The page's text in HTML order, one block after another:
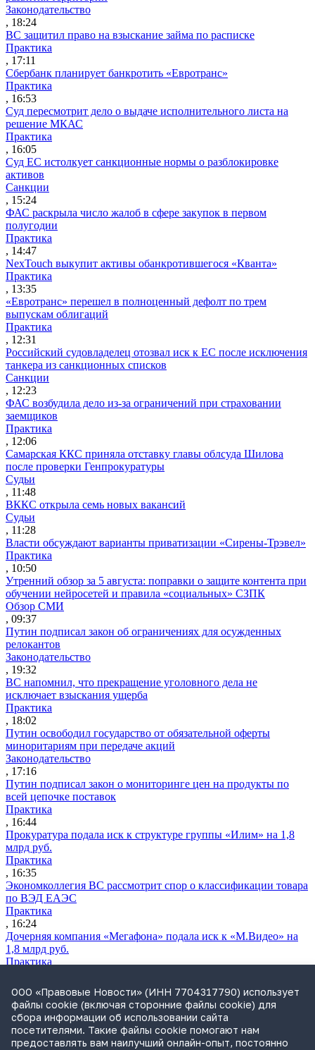
Законодательство
, 18:24
ВС защитил право на взыскание займа по расписке
Практика
, 17:11
Сбербанк планирует банкротить «Евротранс»
Практика
, 16:53
Суд пересмотрит дело о выдаче исполнительного листа на
решение МКАС
Практика
, 16:05
Суд ЕС истолкует санкционные нормы о разблокировке
активов
Санкции
, 15:24
ФАС раскрыла число жалоб в сфере закупок в первом
полугодии
Практика
, 14:47
NexTouch выкупит активы обанкротившегося «Кванта»
Практика
, 13:35
«Евротранс» перешел в полноценный дефолт по трем
выпускам облигаций
Практика
, 12:31
Российский судовладелец отозвал иск к ЕС после исключения
танкера из санкционных списков
Санкции
, 12:23
ФАС возбудила дело из-за ограничений при страховании
заемщиков
Практика
, 12:06
Самарская ККС приняла отставку главы облсуда Шилова
после проверки Генпрокуратуры
Судьи
, 11:48
ВККС открыла семь новых вакансий
Судьи
, 11:28
Власти обсуждают варианты приватизации «Сирены-Трэвел»
Практика
, 10:50
Утренний обзор за 5 августа: поправки о защите контента при
обучении нейросетей и правила «социальных» СЗПК
Обзор СМИ
, 09:37
Путин подписал закон об ограничениях для осужденных
релокантов
Законодательство
, 19:32
ВС напомнил, что прекращение уголовного дела не
исключает взыскания ущерба
Практика
, 18:02
Путин освободил государство от обязательной оферты
миноритариям при передаче акций
Законодательство
, 17:16
Путин подписал закон о мониторинге цен на продукты по
всей цепочке поставок
Практика
, 16:44
Прокуратура подала иск к структуре группы «Илим» на 1,8
млрд руб.
Практика
, 16:35
Экономколлегия ВС рассмотрит спор о классификации товара
по ВЭД ЕАЭС
Практика
, 16:24
Дочерняя компания «Мегафона» подала иск к «М.Видео» на
1,8 млрд руб.
Практика
СИП проверит отмену патента на систему управления
устройствами после возражений «Яндекса»
Практика
, 15:17
Суды 10 стран рассматривают иски российской «дочки»
ООО «Правовые Новости» (ИНН 7704317790) использует
файлы cookie (включая сторонние файлы cookie) для
сбора информации об использовании сайта
посетителями. Такие файлы cookie помогают нам
предоставлять вам наилучший онлайн-опыт, постоянно